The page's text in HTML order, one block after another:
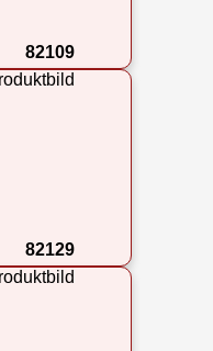
82109
82129